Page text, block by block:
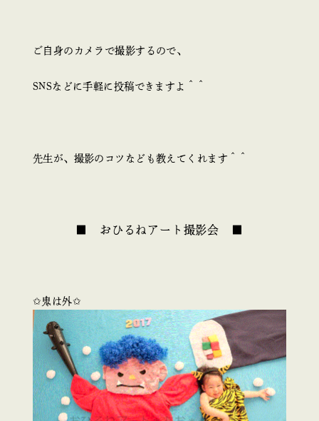
ご自身のカメラで撮影するので、
SNSなどに手軽に投稿できますよ＾＾
先生が、撮影のコツなども教えてくれます＾＾
■ おひるねアート撮影会 ■
✩鬼は外✩